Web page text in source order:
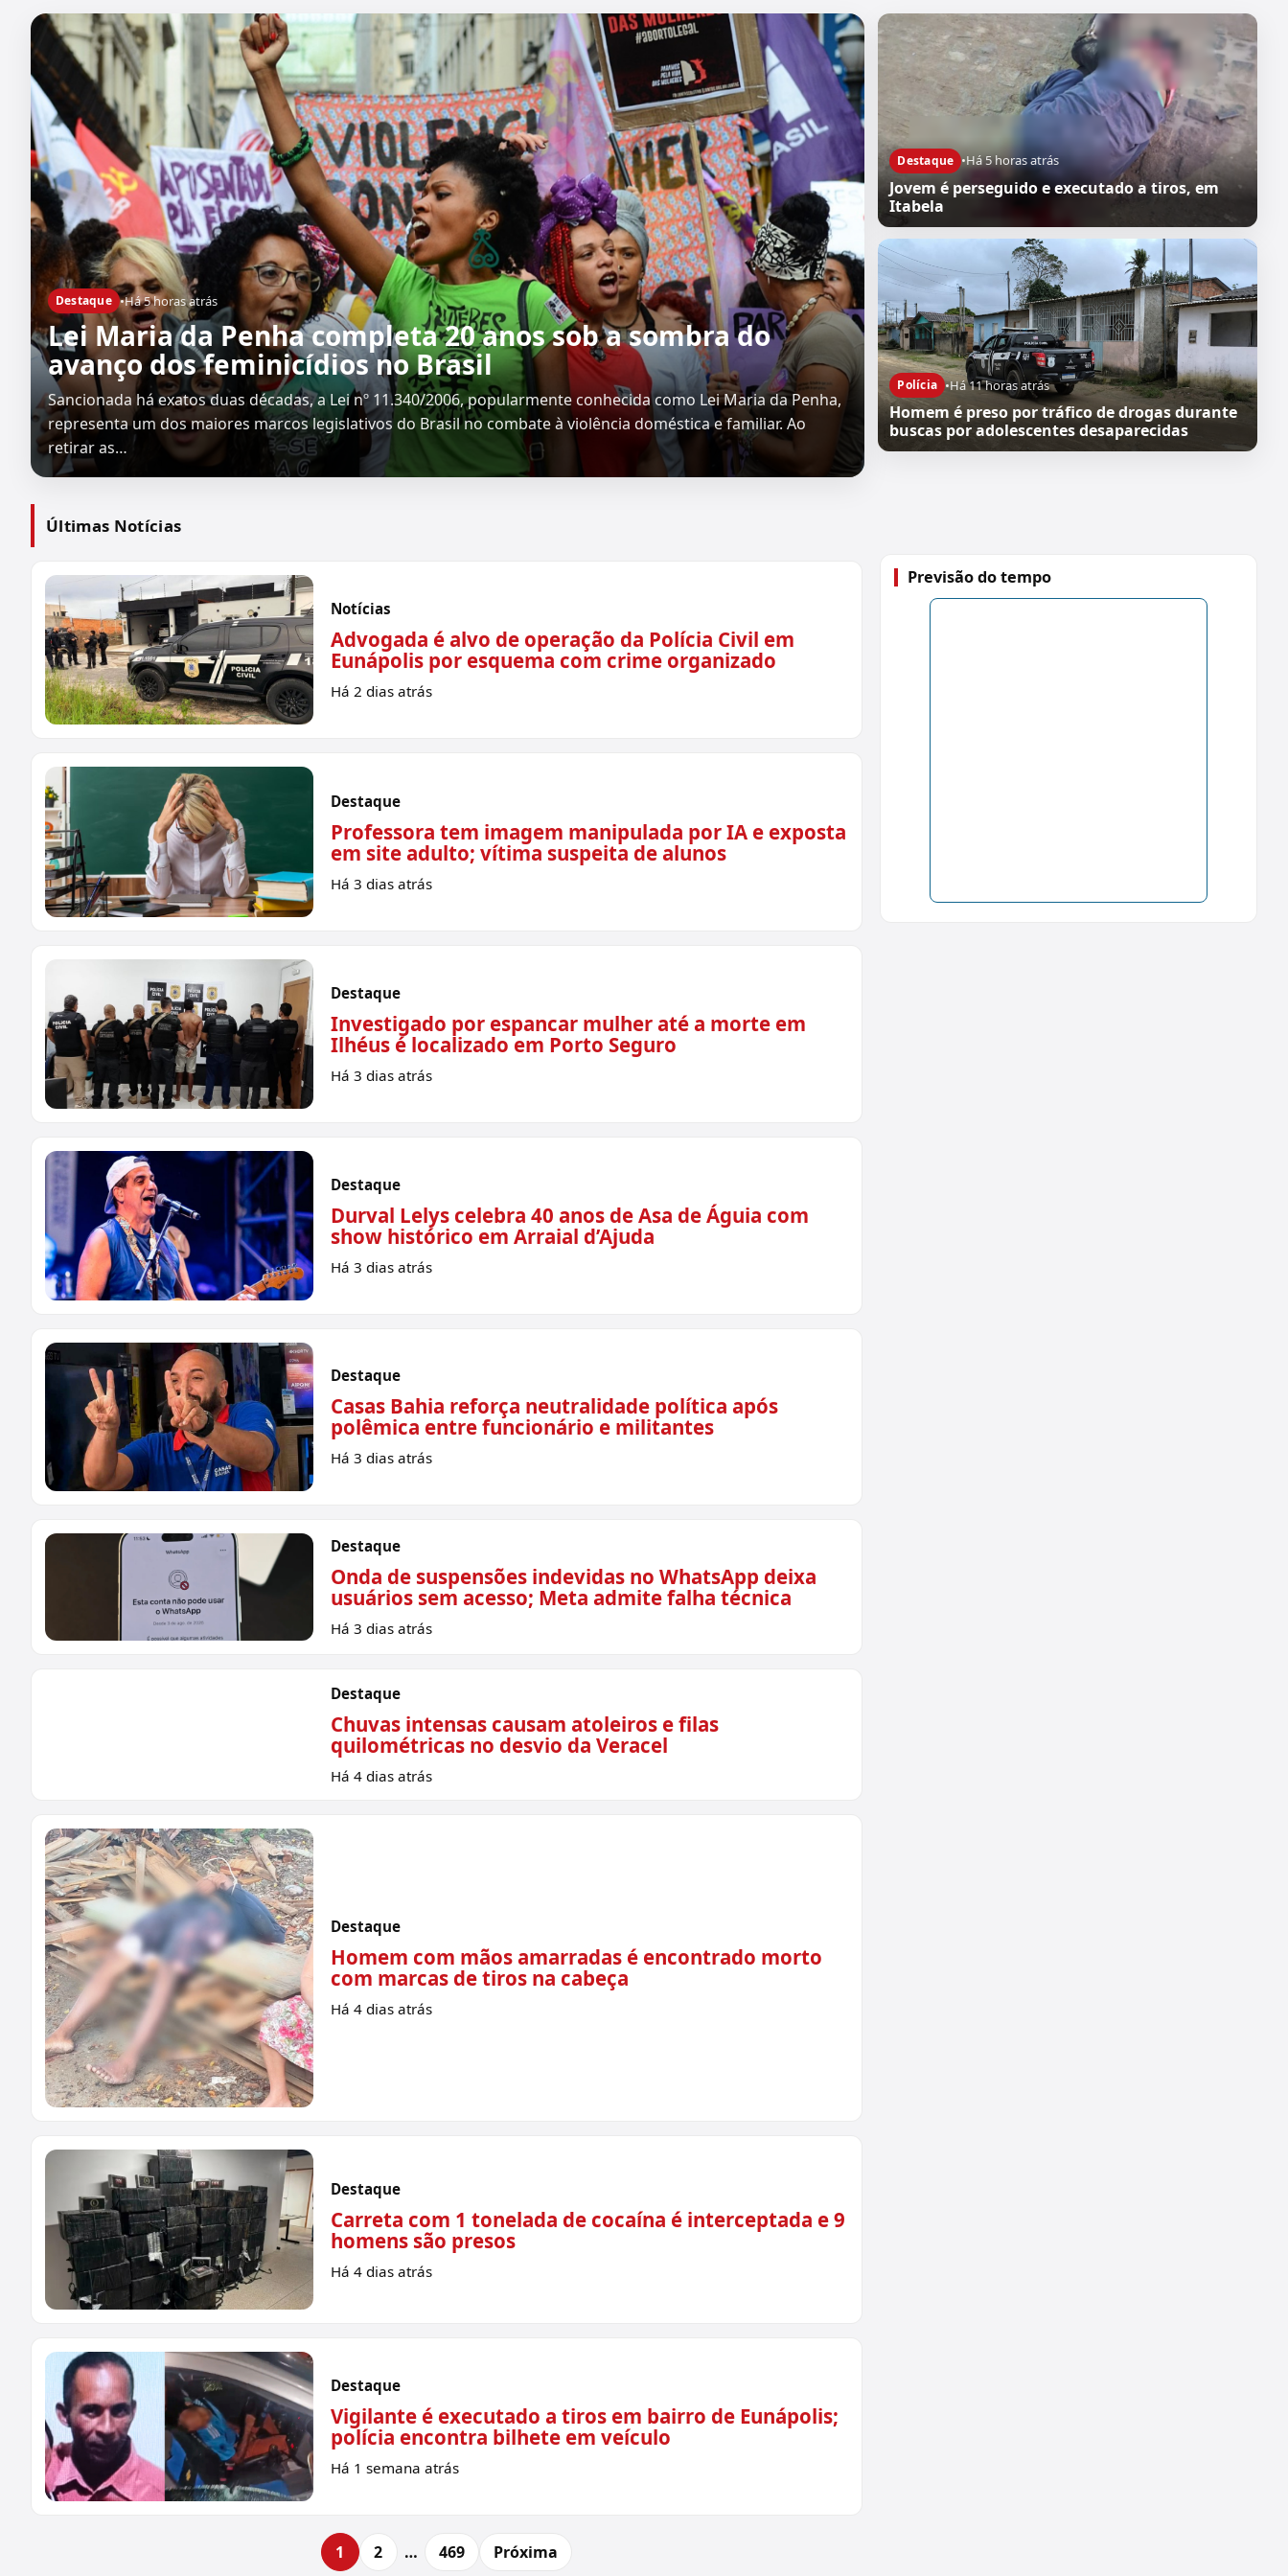
Destaque •Há 5 horas atrás
Lei Maria da Penha completa 20 anos sob a sombra do
avanço dos feminicídios no Brasil
Sancionada há exatos duas décadas, a Lei nº 11.340/2006, popularmente conhecida como Lei Maria da Penha,
representa um dos maiores marcos legislativos do Brasil no combate à violência doméstica e familiar. Ao
retirar as…
Destaque •Há 5 horas atrás
Jovem é perseguido e executado a tiros, em
Itabela
Polícia •Há 11 horas atrás
Homem é preso por tráfico de drogas durante
buscas por adolescentes desaparecidas
Últimas Notícias
Notícias
Advogada é alvo de operação da Polícia Civil em
Eunápolis por esquema com crime organizado
Há 2 dias atrás
Destaque
Professora tem imagem manipulada por IA e exposta
em site adulto; vítima suspeita de alunos
Há 3 dias atrás
Destaque
Investigado por espancar mulher até a morte em
Ilhéus é localizado em Porto Seguro
Há 3 dias atrás
Destaque
Durval Lelys celebra 40 anos de Asa de Águia com
show histórico em Arraial d’Ajuda
Há 3 dias atrás
Destaque
Casas Bahia reforça neutralidade política após
polêmica entre funcionário e militantes
Há 3 dias atrás
Destaque
Onda de suspensões indevidas no WhatsApp deixa
usuários sem acesso; Meta admite falha técnica
Há 3 dias atrás
Destaque
Chuvas intensas causam atoleiros e filas
quilométricas no desvio da Veracel
Há 4 dias atrás
Destaque
Homem com mãos amarradas é encontrado morto
com marcas de tiros na cabeça
Há 4 dias atrás
Destaque
Carreta com 1 tonelada de cocaína é interceptada e 9
homens são presos
Há 4 dias atrás
Destaque
Vigilante é executado a tiros em bairro de Eunápolis;
polícia encontra bilhete em veículo
Há 1 semana atrás
1 2 … 469 Próxima
Previsão do tempo